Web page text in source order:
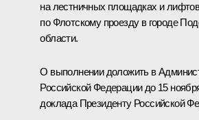
на лестничных площадках и
по Флотскому проезду в городе
области.
О выполнении доложить в
Российской Федерации до 15
доклада Президенту Российской